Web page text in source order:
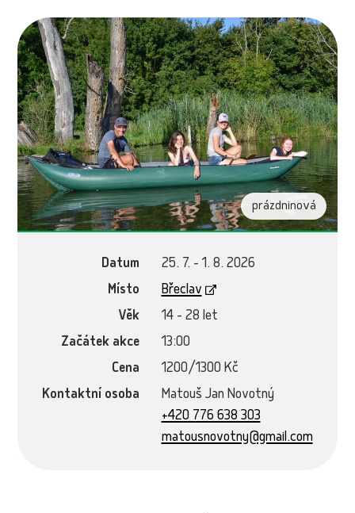
prázdninová
Datum
25. 7. - 1. 8. 2026
Místo
Břeclav
Věk
14 - 28 let
Začátek akce
13:00
Cena
1200/1300 Kč
Kontaktní osoba
Matouš Jan Novotný
+420 776 638 303
matousnovotny@gmail.com